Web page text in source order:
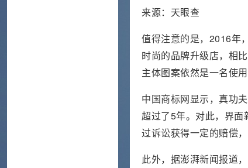
来源：天眼查
值得注意的是，2016年
时尚的品牌升级店，相
主体图案依然是一名使
中国商标网显示，真功
超过了5年。对此，界
过诉讼获得一定的赔偿
此外，据澎湃新闻报道